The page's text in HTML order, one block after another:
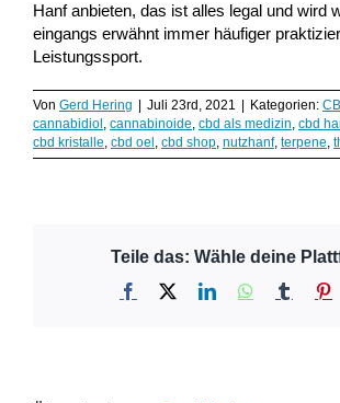
Hanf anbieten, das ist alles legal und wird
eingangs erwähnt immer häufiger
Leistungssport.
Von Gerd Hering Juli 23rd, 2021 Kategorien:
cannabidiol , cannabinoide, cbd als medizin, cbd
cbd kristalle, cbd oel , cbd shop, nutzhanf, terpene,
Teile das: Wähle deine
Facebook LinkedInWhatsApp
Tumblr